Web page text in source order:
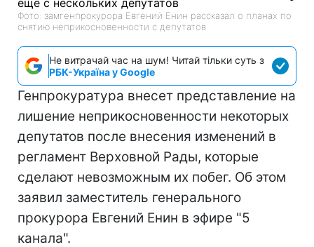
Фото: замгенпрокурора Евгений Енин рассказал о планах по
снятию неприкосновенности с депутатов
Не витрачай час на шум! Читай тільки суть з
РБК-Україна у Google
Генпрокуратура внесет представление на
лишение неприкосновенности некоторых
депутатов после внесения изменений в
регламент Верховной Рады, которые
сделают невозможным их побег. Об этом
заявил заместитель генерального
прокурора Евгений Енин в эфире "5
канала".